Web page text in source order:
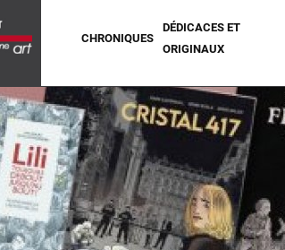
CHRONIQUES
DÉDICACES ET
ORIGINAUX